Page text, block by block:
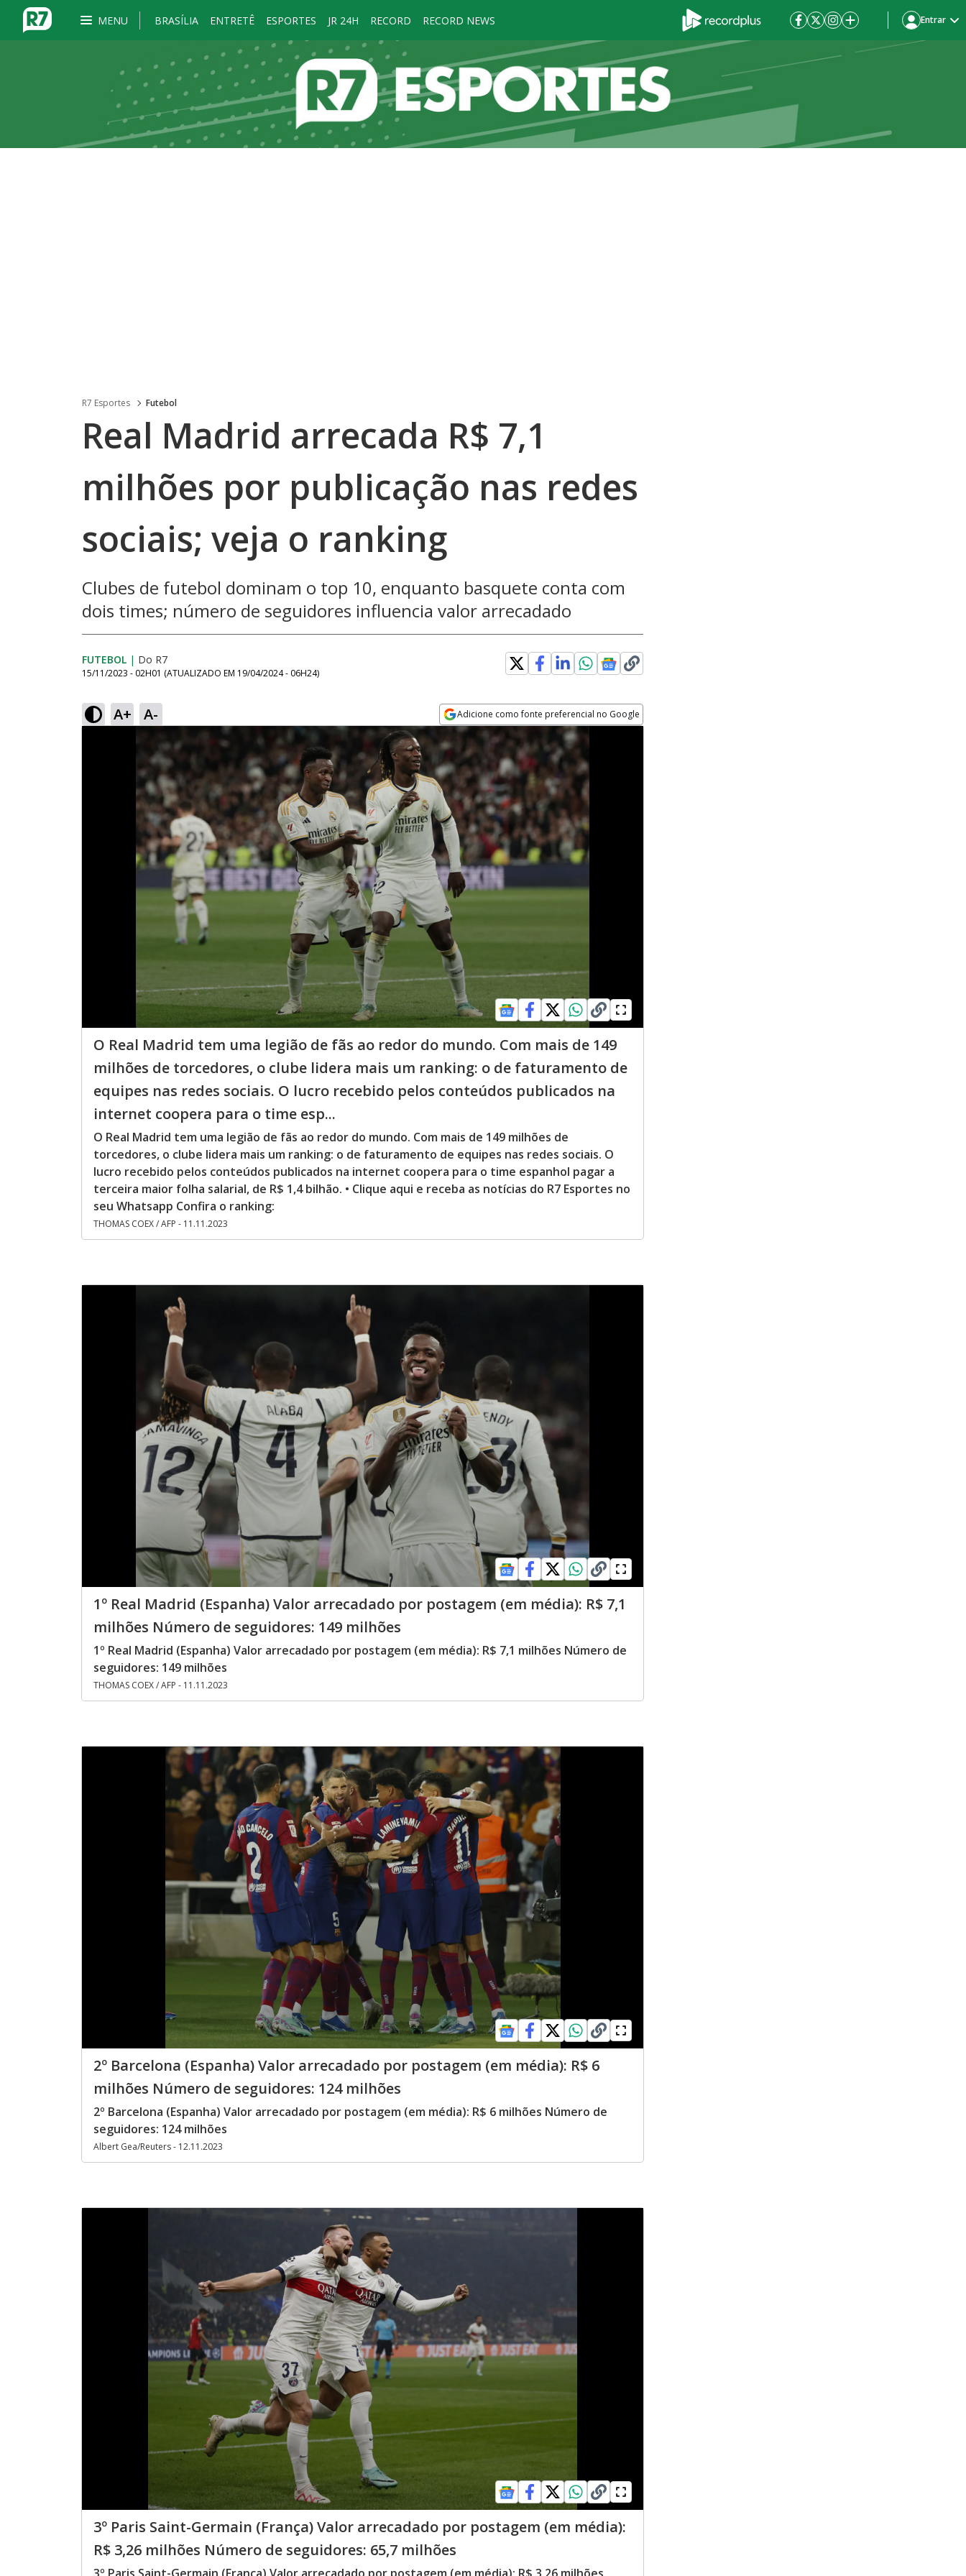
MENU BRASÍLIA ENTRETÊ ESPORTES JR 24H RECORD RECORD NEWS Entrar
R7 Esportes Futebol
Real Madrid arrecada R$ 7,1
milhões por publicação nas redes
sociais; veja o ranking
Clubes de futebol dominam o top 10, enquanto basquete conta com
dois times; número de seguidores influencia valor arrecadado
FUTEBOL | Do R7
15/11/2023 - 02H01 (ATUALIZADO EM 19/04/2024 - 06H24)
A+ A- Adicione como fonte preferencial no Google
Opens in new window
O Real Madrid tem uma legião de fãs ao redor do mundo. Com mais de 149
milhões de torcedores, o clube lidera mais um ranking: o de faturamento de
equipes nas redes sociais. O lucro recebido pelos conteúdos publicados na
internet coopera para o time esp...
O Real Madrid tem uma legião de fãs ao redor do mundo. Com mais de 149 milhões de
torcedores, o clube lidera mais um ranking: o de faturamento de equipes nas redes sociais. O
lucro recebido pelos conteúdos publicados na internet coopera para o time espanhol pagar a
terceira maior folha salarial, de R$ 1,4 bilhão. • Clique aqui e receba as notícias do R7 Esportes no
seu Whatsapp Confira o ranking:
THOMAS COEX / AFP - 11.11.2023
1º Real Madrid (Espanha) Valor arrecadado por postagem (em média): R$ 7,1
milhões Número de seguidores: 149 milhões
1º Real Madrid (Espanha) Valor arrecadado por postagem (em média): R$ 7,1 milhões Número de
seguidores: 149 milhões
THOMAS COEX / AFP - 11.11.2023
2º Barcelona (Espanha) Valor arrecadado por postagem (em média): R$ 6
milhões Número de seguidores: 124 milhões
2º Barcelona (Espanha) Valor arrecadado por postagem (em média): R$ 6 milhões Número de
seguidores: 124 milhões
Albert Gea/Reuters - 12.11.2023
3º Paris Saint-Germain (França) Valor arrecadado por postagem (em média):
R$ 3,26 milhões Número de seguidores: 65,7 milhões